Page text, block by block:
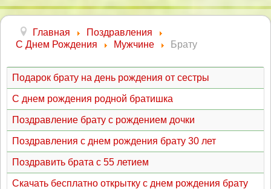
Главная
Поздравления
С Днем Рождения
Мужчине Брату
Подарок брату на день рождения от сестры
С днем рождения родной братишка
Поздравление брату с рождением дочки
Поздравления с днем рождения брату 30 лет
Поздравить брата с 55 летием
Скачать бесплатно открытку с днем рождения брату